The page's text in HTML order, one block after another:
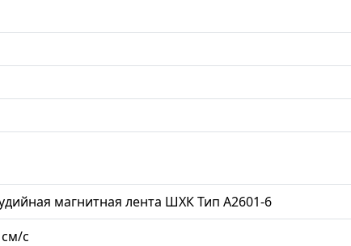
магнитная лента ШХК Тип А2601-6
с